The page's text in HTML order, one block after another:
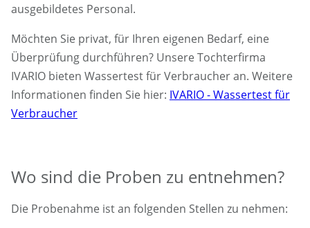
ausgebildetes Personal.
Möchten Sie privat, für Ihren eigenen Bedarf, eine
Überprüfung durchführen? Unsere Tochterfirma
IVARIO bieten Wassertest für Verbraucher an. Weitere
Informationen finden Sie hier: IVARIO - Wassertest für
Verbraucher
Wo sind die Proben zu entnehmen?
Die Probenahme ist an folgenden Stellen zu nehmen: